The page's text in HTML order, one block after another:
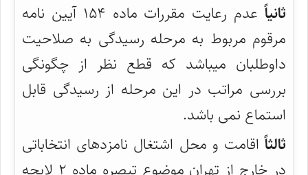
ثانیاً
عدم رعایت مقررات ماده ۱۵۴ آیین نامه
مرقوم مربوط به مرحله رسیدگی به صلاحیت
داوطلبان میباشد که قطع نظر از چگونگی
بررسی مراتب در این مرحله از رسیدگی قابل
استماع نمی باشد.
ثالثاًاقامت و محل اشتغال نامزدهای انتخاباتی
در خارج از تهران موضوع تبصره ماده ۲ لایحه